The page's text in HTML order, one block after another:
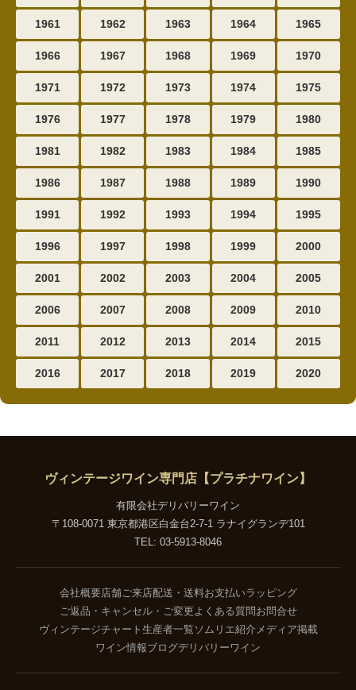
1961 1962 1963 1964 1965
1966 1967 1968 1969 1970
1971 1972 1973 1974 1975
1976 1977 1978 1979 1980
1981 1982 1983 1984 1985
1986 1987 1988 1989 1990
1991 1992 1993 1994 1995
1996 1997 1998 1999 2000
2001 2002 2003 2004 2005
2006 2007 2008 2009 2010
2011 2012 2013 2014 2015
2016 2017 2018 2019 2020
ヴィンテージワイン専門店【プラチナワイン】
有限会社デリバリーワイン
〒108-0071 東京都港区白金台2-7-1 ラナイグランデ101
TEL: 03-5913-8046
会社概要店舗ご来店配送・送料お支払いラッピング
ご返品・キャンセル・ご変更よくある質問 お問合せ
ヴィンテージチャート 生産者一覧 ソムリエ紹介 メディア掲載
ワイン情報ブログデリバリーワイン